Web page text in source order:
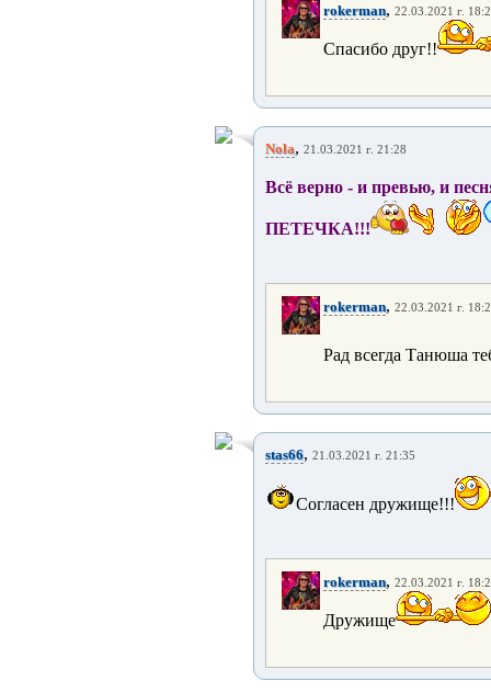
rokerman, 22.03.2021 г.
Спасибо друг!!
Nola, 21.03.2021 г. 21:28
Всё верно - и превью, и
ПЕТЕЧКА!!!
rokerman, 22.03.2021 г.
Рад всегда Танюша
stas66, 21.03.2021 г. 21:35
Согласен дружище!!!
rokerman, 22.03.2021 г.
Дружище